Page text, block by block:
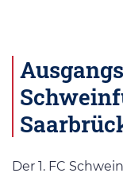
Der 1. FC